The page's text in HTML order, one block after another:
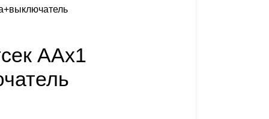
AAx1